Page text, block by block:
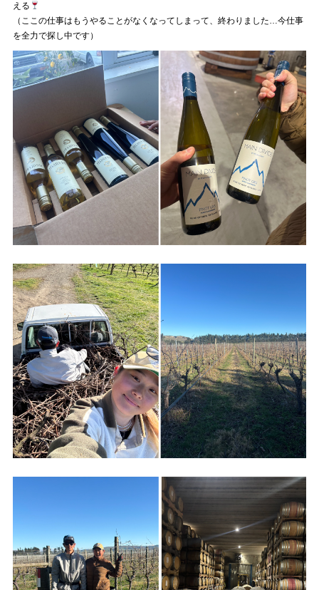
える
（ここの仕事はもうやることがなくなってしまって、終わりました…今仕事
を全力で探し中です）